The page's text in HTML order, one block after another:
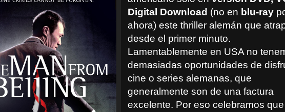
Digital Download (no en blu-ray
ahora) este thriller alemán que
desde el primer minuto.
Lamentablemente en USA no
demasiadas oportunidades de
cine o series alemanas, que
generalmente son de una factura
excelente. Por eso celebramos que